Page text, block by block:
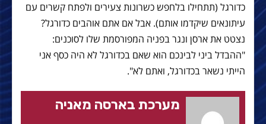
כדורגל (תתחילו בלחפש כשרונות צעירים ולפתח קשרים עם
עיתונאים שיקדמו אותם). אבל אם אתם אוהבים כדורגל?
נצטט את ארסן ונגר בפניה המפורסמת שלו לסוכנים:
"ההבדל ביני לבינכם הוא שאם בכדורגל לא היה כסף אני
הייתי נשאר בכדורגל, ואתם לא".
מערכת בארסה מאניה